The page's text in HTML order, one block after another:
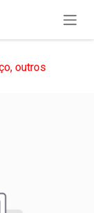
outros